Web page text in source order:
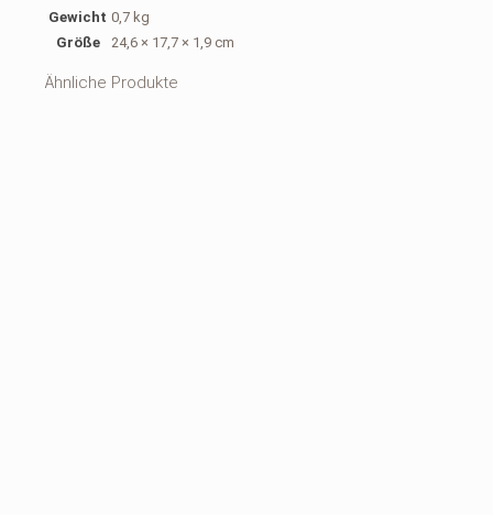
Gewicht 0,7 kg
Größe
24,6 × 17,7 × 1,9 cm
Ähnliche Produkte